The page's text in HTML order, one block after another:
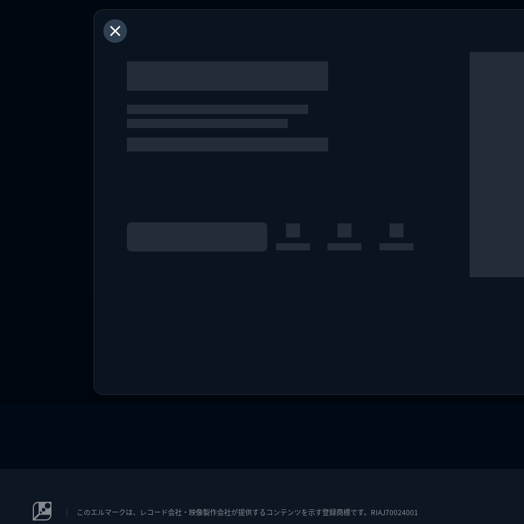
このエルマークは、レコード会社・映像製作会社が提供するコンテンツを示す登録商標です。RIAJ70024001